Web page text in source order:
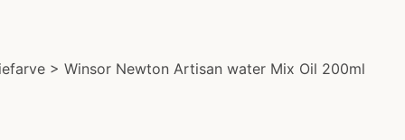
> Winsor Newton Artisan water Mix Oil 200ml